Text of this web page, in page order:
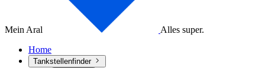
Mein Aral
Alles super.
Home
Tankstellenfinder